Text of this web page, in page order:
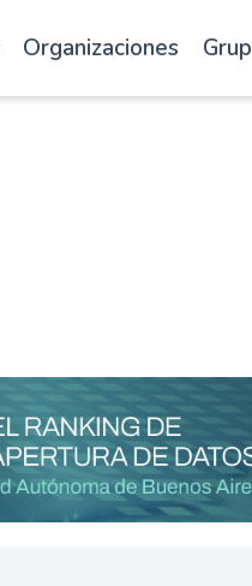
Organizaciones